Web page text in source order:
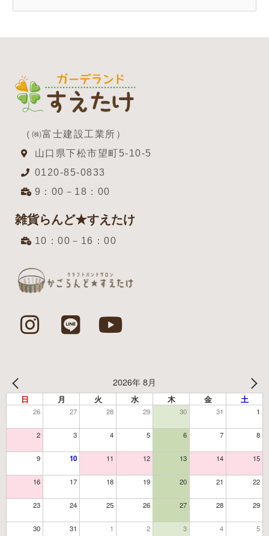
（㈱富士建設工業所）
山口県下松市望町5-10-5
0120-85-0833
9：00－18：00
雑貨らんど★すえたけ
10：00－16：00
2026年 8月
日 月 火 水 木 金 土
26 27 28 29 30 31 1
2 3 4 5 6 7 8
9 10 11 12 13 14 15
16 17 18 19 20 21 22
23 24 25 26 27 28 29
30 31 1 2 3 4 5